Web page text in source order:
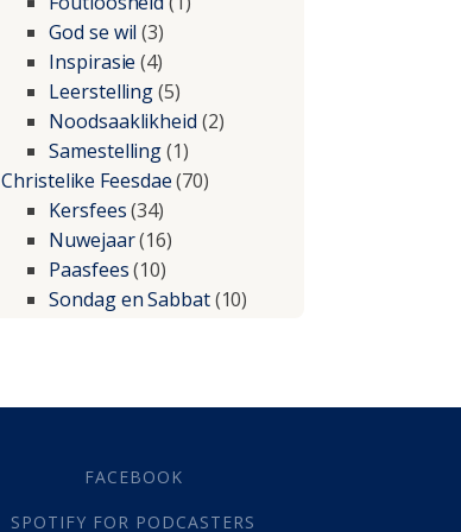
God se wil (3)
Inspirasie (4)
Leerstelling(5)
Noodsaaklikheid (2)
Samestelling(1)
Christelike Feesdae(70)
Kersfees(34)
Nuwejaar(16)
Paasfees(10)
Sondag en Sabbat(10)
Geestelike Groei
FACEBOOK
SPOTIFY FOR PODCASTERS